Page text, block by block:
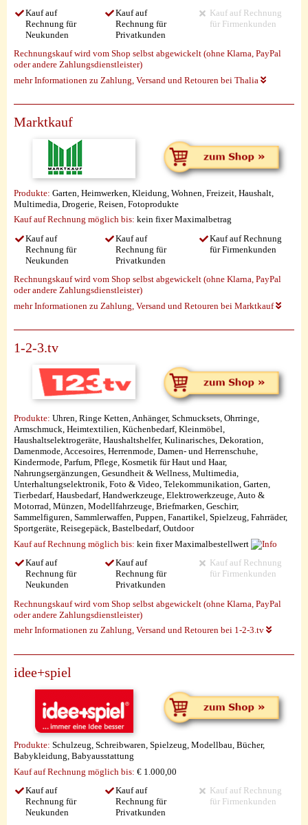
Kauf auf
Rechnung für
Neukunden
Kauf auf
Rechnung für
Privatkunden
Kauf auf Rechnung
für Firmenkunden
Rechnungskauf wird vom Shop selbst abgewickelt (ohne Klarna, PayPal
oder andere Zahlungsdienstleister)
mehr Informationen zu Zahlung, Versand und Retouren bei Thalia
Marktkauf
Produkte: Garten, Heimwerken, Kleidung, Wohnen, Freizeit, Haushalt,
Multimedia, Drogerie, Reisen, Fotoprodukte
Kauf auf Rechnung möglich bis: kein fixer Maximalbetrag
Kauf auf
Rechnung für
Neukunden
Kauf auf
Rechnung für
Privatkunden
Kauf auf Rechnung
für Firmenkunden
Rechnungskauf wird vom Shop selbst abgewickelt (ohne Klarna, PayPal
oder andere Zahlungsdienstleister)
mehr Informationen zu Zahlung, Versand und Retouren bei Marktkauf
1-2-3.tv
Produkte: Uhren, Ringe Ketten, Anhänger, Schmucksets, Ohrringe,
Armschmuck, Heimtextilien, Küchenbedarf, Kleinmöbel,
Haushaltselektrogeräte, Haushaltshelfer, Kulinarisches, Dekoration,
Damenmode, Accesoires, Herrenmode, Damen- und Herrenschuhe,
Kindermode, Parfum, Pflege, Kosmetik für Haut und Haar,
Nahrungsergänzungen, Gesundheit & Wellness, Multimedia,
Unterhaltungselektronik, Foto & Video, Telekommunikation, Garten,
Tierbedarf, Hausbedarf, Handwerkzeuge, Elektrowerkzeuge, Auto &
Motorrad, Münzen, Modellfahrzeuge, Briefmarken, Geschirr,
Sammelfiguren, Sammlerwaffen, Puppen, Fanartikel, Spielzeug, Fahrräder,
Sportgeräte, Reisegepäck, Bastelbedarf, Outdoor
Kauf auf Rechnung möglich bis: kein fixer Maximalbestellwert
Kauf auf
Rechnung für
Neukunden
Kauf auf
Rechnung für
Privatkunden
Kauf auf Rechnung
für Firmenkunden
Rechnungskauf wird vom Shop selbst abgewickelt (ohne Klarna, PayPal
oder andere Zahlungsdienstleister)
mehr Informationen zu Zahlung, Versand und Retouren bei 1-2-3.tv
idee+spiel
Produkte: Schulzeug, Schreibwaren, Spielzeug, Modellbau, Bücher,
Babykleidung, Babyausstattung
Kauf auf Rechnung möglich bis: € 1.000,00
Kauf auf
Rechnung für
Neukunden
Kauf auf
Rechnung für
Privatkunden
Kauf auf Rechnung
für Firmenkunden